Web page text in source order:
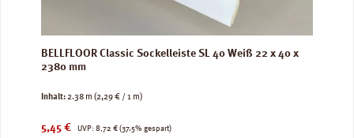
BELLFLOOR Classic Sockelleiste SL 40 Weiß 22 x 40 x
2380 mm
Inhalt:2.38 m (2,29 € / 1 m)
Verkaufspreis:
5,45 € UVP:
Regulärer Preis:
8,72 € (37.5% gespart)